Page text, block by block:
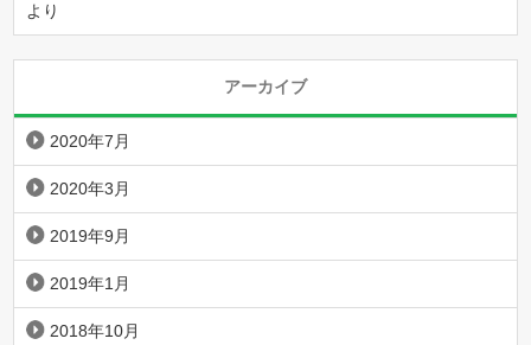
より
アーカイブ
2020年7月
2020年3月
2019年9月
2019年1月
2018年10月